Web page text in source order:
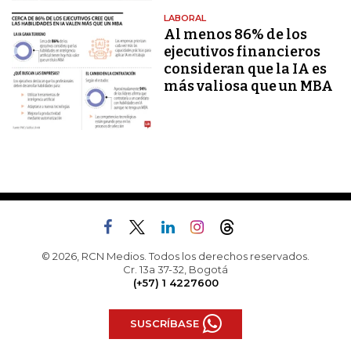
LABORAL
Al menos 86% de los
ejecutivos financieros
consideran que la IA es
más valiosa que un MBA
© 2026, RCN Medios. Todos los derechos reservados.
Cr. 13a 37-32, Bogotá
(+57) 1 4227600
SUSCRÍBASE